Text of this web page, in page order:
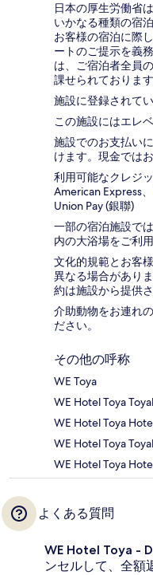
日本の厚生労働省
いかなる種類の宿
お客様の宿泊に際
ートのご提示を義
は、ご宿泊者全員
課せられておりま
施設に登録されて
この施設にはエレ
施設でのお支払い
けます。現金では
利用可能なクレジ
American Express
Union Pay (銀聯)
一部の宿泊施設で
内の大浴場をご利
文化的規範とお客
異なる場合があり
約は施設から提供
介助動物をお連れ
ださい。
その他の呼称
WE Toya
WE Hotel Toya
WE Hotel Toya
WE Hotel Toya
WE Hotel Toya
よくある質問
WE Hotel Toya -
ンセルして、全額